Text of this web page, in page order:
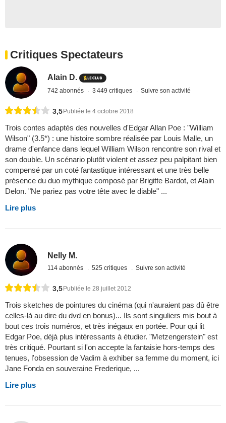
Critiques Spectateurs
Alain D.
742 abonnés 3 449 critiques Suivre son activité
3,5 Publiée le 4 octobre 2018
Trois contes adaptés des nouvelles d'Edgar Allan Poe : "William
Wilson" (3.5*) : une histoire sombre réalisée par Louis Malle, un
drame d'enfance dans lequel William Wilson rencontre son rival et
son double. Un scénario plutôt violent et assez peu palpitant bien
compensé par un coté fantastique intéressant et une très belle
présence du duo mythique composé par Brigitte Bardot, et Alain
Delon. "Ne pariez pas votre tête avec le diable" ...
Lire plus
Nelly M.
114 abonnés 525 critiques Suivre son activité
3,5 Publiée le 28 juillet 2012
Trois sketches de pointures du cinéma (qui n'auraient pas dû être
celles-là au dire du dvd en bonus)... Ils sont singuliers mis bout à
bout ces trois numéros, et très inégaux en portée. Pour qui lit
Edgar Poe, déjà plus intéressants à étudier. "Metzengerstein" est
très critiqué. Pourtant si l'on accepte la fantaisie hors-temps des
tenues, l'obsession de Vadim à exhiber sa femme du moment, ici
Jane Fonda en souveraine Frederique, ...
Lire plus